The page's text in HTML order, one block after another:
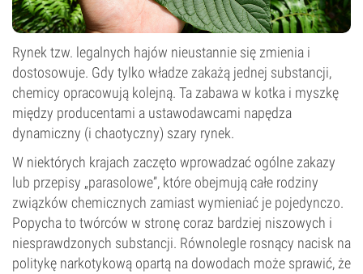
Rynek tzw. legalnych hajów nieustannie się zmienia i
dostosowuje. Gdy tylko władze zakażą jednej substancji,
chemicy opracowują kolejną. Ta zabawa w kotka i myszkę
między producentami a ustawodawcami napędza
dynamiczny (i chaotyczny) szary rynek.
W niektórych krajach zaczęto wprowadzać ogólne zakazy
lub przepisy „parasolowe”, które obejmują całe rodziny
związków chemicznych zamiast wymieniać je pojedynczo.
Popycha to twórców w stronę coraz bardziej niszowych i
niesprawdzonych substancji. Równolegle rosnący nacisk na
politykę narkotykową opartą na dowodach może sprawić, że